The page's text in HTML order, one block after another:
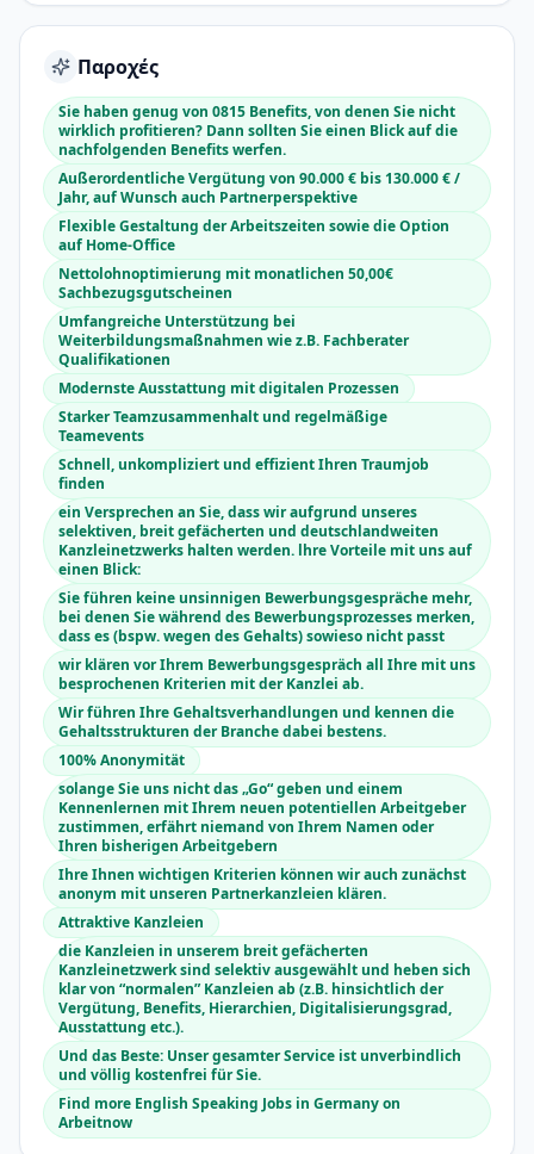
Παροχές
Sie haben genug von 0815 Benefits, von denen Sie nicht
wirklich profitieren? Dann sollten Sie einen Blick auf die
nachfolgenden Benefits werfen.
Außerordentliche Vergütung von 90.000 € bis 130.000 € /
Jahr, auf Wunsch auch Partnerperspektive
Flexible Gestaltung der Arbeitszeiten sowie die Option
auf Home-Office
Nettolohnoptimierung mit monatlichen 50,00€
Sachbezugsgutscheinen
Umfangreiche Unterstützung bei
Weiterbildungsmaßnahmen wie z.B. Fachberater
Qualifikationen
Modernste Ausstattung mit digitalen Prozessen
Starker Teamzusammenhalt und regelmäßige
Teamevents
Schnell, unkompliziert und effizient Ihren Traumjob
finden
ein Versprechen an Sie, dass wir aufgrund unseres
selektiven, breit gefächerten und deutschlandweiten
Kanzleinetzwerks halten werden. lhre Vorteile mit uns auf
einen Blick:
Sie führen keine unsinnigen Bewerbungsgespräche mehr,
bei denen Sie während des Bewerbungsprozesses merken,
dass es (bspw. wegen des Gehalts) sowieso nicht passt
wir klären vor Ihrem Bewerbungsgespräch all Ihre mit uns
besprochenen Kriterien mit der Kanzlei ab.
Wir führen Ihre Gehaltsverhandlungen und kennen die
Gehaltsstrukturen der Branche dabei bestens.
100% Anonymität
solange Sie uns nicht das „Go“ geben und einem
Kennenlernen mit Ihrem neuen potentiellen Arbeitgeber
zustimmen, erfährt niemand von Ihrem Namen oder
Ihren bisherigen Arbeitgebern
Ihre Ihnen wichtigen Kriterien können wir auch zunächst
anonym mit unseren Partnerkanzleien klären.
Attraktive Kanzleien
die Kanzleien in unserem breit gefächerten
Kanzleinetzwerk sind selektiv ausgewählt und heben sich
klar von “normalen” Kanzleien ab (z.B. hinsichtlich der
Vergütung, Benefits, Hierarchien, Digitalisierungsgrad,
Ausstattung etc.).
Und das Beste: Unser gesamter Service ist unverbindlich
und völlig kostenfrei für Sie.
Find more English Speaking Jobs in Germany on
Arbeitnow